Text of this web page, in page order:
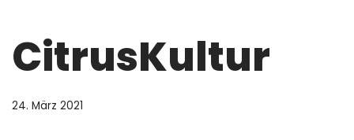
CitrusKultur
24. März 2021